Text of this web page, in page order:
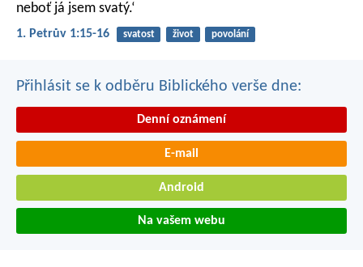
neboť já jsem svatý.‘
1. Petrův 1:15-16 svatost život povolání
Přihlásit se k odběru Biblického verše dne:
Denní oznámení
E-mail
Android
Na vašem webu